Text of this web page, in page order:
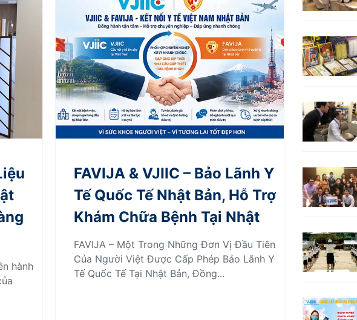
hành
FAVIJA & VJIIC – Bảo Lãnh Y
Tế Quốc Tế Nhật Bản, Hỗ Trợ
Khám Chữa Bệnh Tại Nhật
FAVIJA – Một Trong Những Đơn Vị Đầu Tiên
Của Người Việt Được Cấp Phép Bảo Lãnh Y
Tế Quốc Tế Tại Nhật Bản, Đồng...